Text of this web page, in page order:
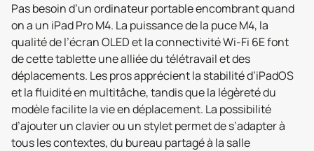
Pas besoin d’un ordinateur portable encombrant quand
on a un iPad Pro M4. La puissance de la puce M4, la
qualité de l’écran OLED et la connectivité Wi-Fi 6E font
de cette tablette une alliée du télétravail et des
déplacements. Les pros apprécient la stabilité d’iPadOS
et la fluidité en multitâche, tandis que la légèreté du
modèle facilite la vie en déplacement. La possibilité
d’ajouter un clavier ou un stylet permet de s’adapter à
tous les contextes, du bureau partagé à la salle